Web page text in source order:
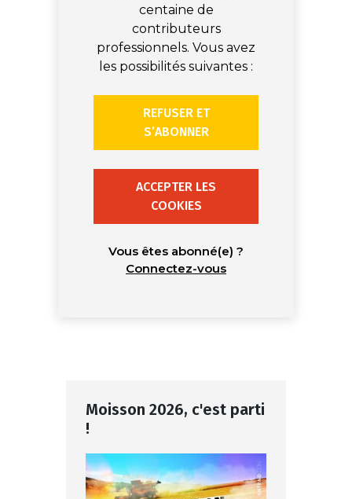
centaine de
contributeurs
professionnels. Vous avez
les possibilités suivantes :
REFUSER ET
S’ABONNER
ACCEPTER LES
COOKIES
Vous êtes abonné(e) ?
Connectez-vous
Moisson 2026, c'est parti
!